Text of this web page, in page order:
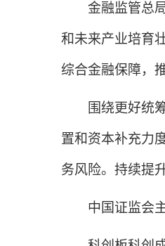
金融监管总局
和未来产业培育
综合金融保障，
围绕更好统筹
置和资本补充力
务风险。持续提
中国证监会主